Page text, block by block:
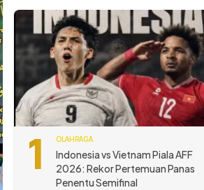
1 OLAHRAGA
Indonesia vs Vietnam Piala AFF
2026: Rekor Pertemuan Panas
Penentu Semifinal